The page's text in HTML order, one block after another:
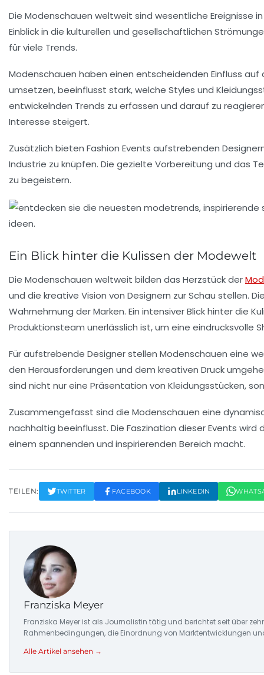
Die Modenschauen weltweit sind wesentliche Ereignisse
Einblick in die kulturellen und gesellschaftlichen
für viele Trends.
Modenschauen haben einen entscheidenden Einfluss auf
umsetzen, beeinflusst stark, welche Styles und
entwickelnden Trends zu erfassen und darauf zu
Interesse steigert.
Zusätzlich bieten Fashion Events aufstrebenden
Industrie zu knüpfen. Die gezielte Vorbereitung und das
zu begeistern.
Ein Blick hinter die Kulissen der Modewelt
Die Modenschauen weltweit bilden das Herzstück der
und die kreative Vision von Designern zur Schau stellen.
Wahrnehmung der Marken. Ein intensiver Blick hinter die
Produktionsteam unerlässlich ist, um eine eindrucksvolle
Für aufstrebende Designer stellen Modenschauen eine
den Herausforderungen und dem kreativen Druck
sind nicht nur eine Präsentation von Kleidungsstücken,
Zusammengefasst sind die Modenschauen eine
nachhaltig beeinflusst. Die Faszination dieser Events
einem spannenden und inspirierenden Bereich macht.
TEILEN: TWITTER FACEBOOK LINKEDIN
Franziska Meyer
Franziska Meyer ist als Journalistin tätig und berichtet seit über
Rahmenbedingungen, die Einordnung von Marktentwicklungen
Alle Artikel ansehen →